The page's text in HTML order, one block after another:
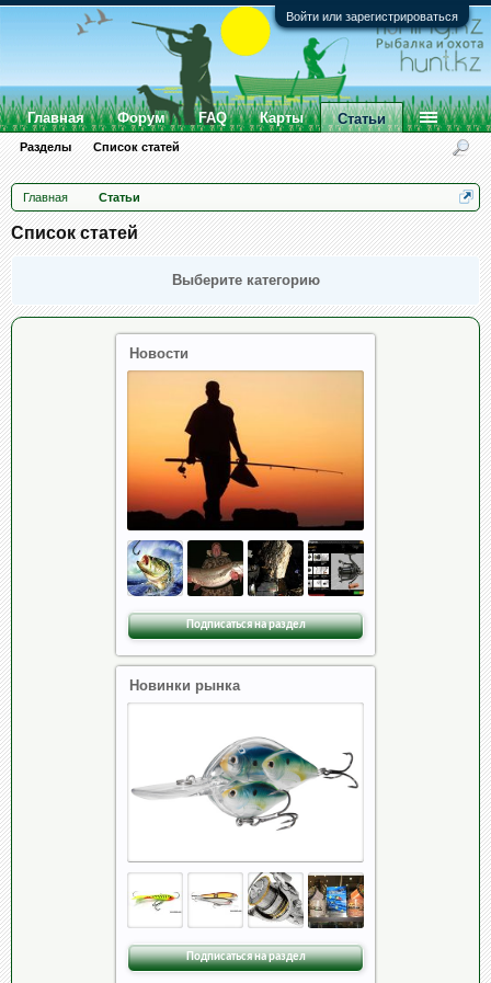
Войти или зарегистрироваться
Главная Статьи
Список статей
Выберите категорию
Новости
Подписаться на раздел
Новинки рынка
Подписаться на раздел
Главная Форум FAQ Карты Статьи
Разделы Список статей